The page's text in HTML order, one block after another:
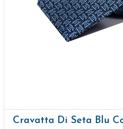
Cravatta Di Seta Blu